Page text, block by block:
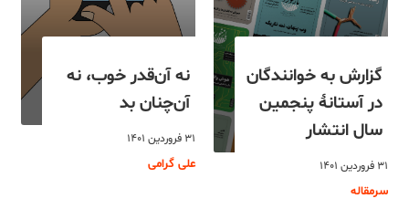
گزارش به خوانندگان
در آستانۀ پنجمین
سال انتشار
۳۱ فروردین ۱۴۰۱
سرمقاله
نه آن‌قدر خوب، نه
آن‌چنان بد
۳۱ فروردین ۱۴۰۱
علی گرامی